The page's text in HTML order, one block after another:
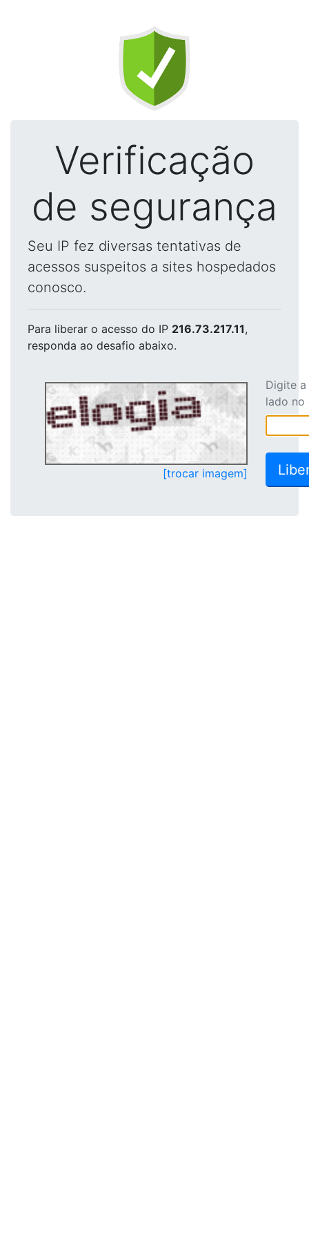
Verificação
de segurança
Seu IP fez diversas tentativas de
acessos suspeitos a sites hospedados
conosco.
Para liberar o acesso do IP 216.73.217.11,
responda ao desafio abaixo.
[trocar imagem]
Digite
lado no